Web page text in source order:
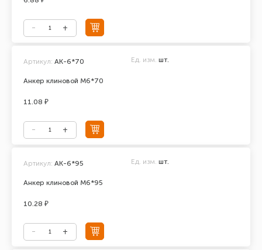
Анкер клиновой М6*70
Артикул: АК-6*70 Ед. изм. шт.
11.08 ₽
Анкер клиновой М6*95
Артикул: АК-6*95 Ед. изм. шт.
10.28 ₽